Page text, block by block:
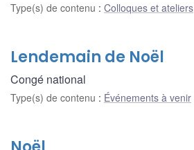
Type(s) de contenu : Colloques et ateliers
Lendemain de Noël
Congé national
Type(s) de contenu : Événements à venir